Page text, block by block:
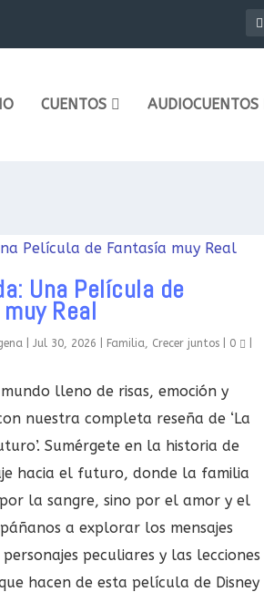
CUENTOS AUDIOCUENTOS
Una Película de
Real
| Jul 30, 2026 Familia, Crecer juntos| 0
lleno de risas, emoción y
nuestra completa reseña de ‘La
Sumérgete en la historia de
hacia el futuro, donde la familia
la sangre, sino por el amor y el
a explorar los mensajes
peculiares y las lecciones
hacen de esta película de Disney